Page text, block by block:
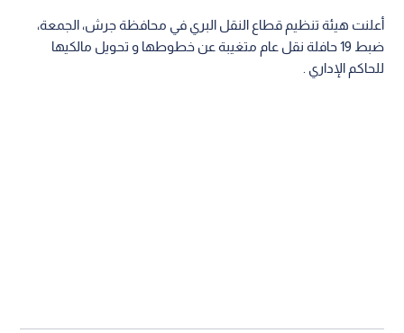
أعلنت هيئة تنظيم قطاع النقل البري في محافظة جرش، الجمعة،
ضبط 19 حافلة نقل عام متغيبة عن خطوطها و تحويل مالكيها
للحاكم الإداري .